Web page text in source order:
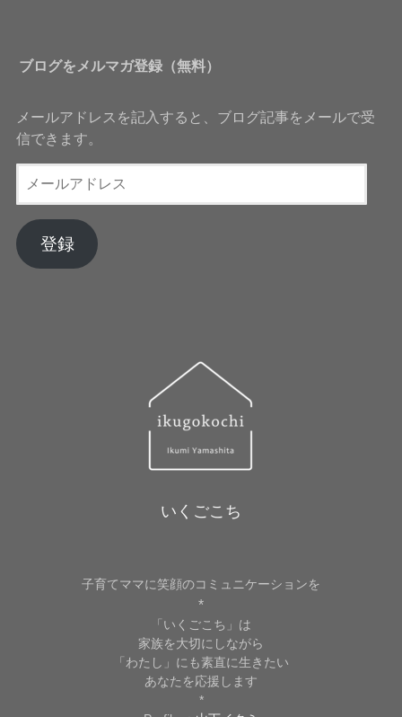
ブログをメルマガ登録（無料）
メールアドレスを記入すると、ブログ記事をメールで受
信できます。
ー
ア
ド
登録
いくごこち
子育てママに笑顔のコミュニケーションを
*
「いくごこち」は
家族を大切にしながら
「わたし」にも素直に生きたい
あなたを応援します
*